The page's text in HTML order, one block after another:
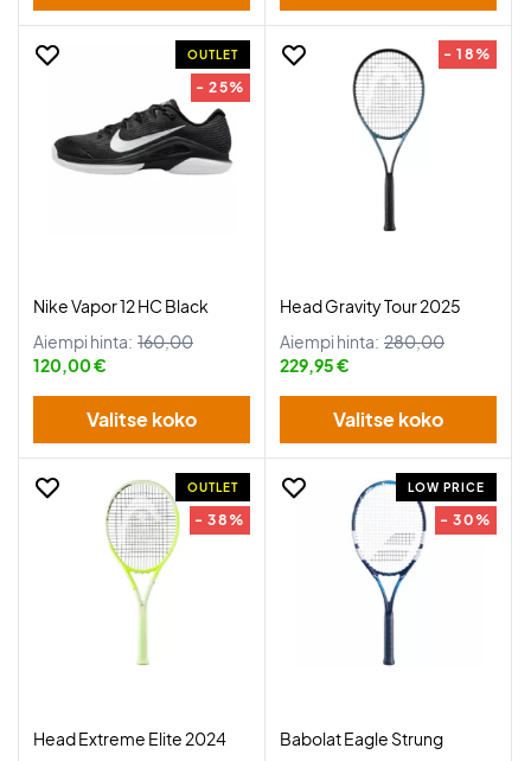
OUTLET
- 25%
Nike Vapor 12 HC Black
Aiempi hinta: 160,00
120,00 €
Valitse koko
- 18%
Head Gravity Tour 2025
Aiempi hinta: 280,00
229,95 €
Valitse koko
OUTLET
- 38%
Head Extreme Elite 2024
LOW PRICE
- 30%
Babolat Eagle Strung